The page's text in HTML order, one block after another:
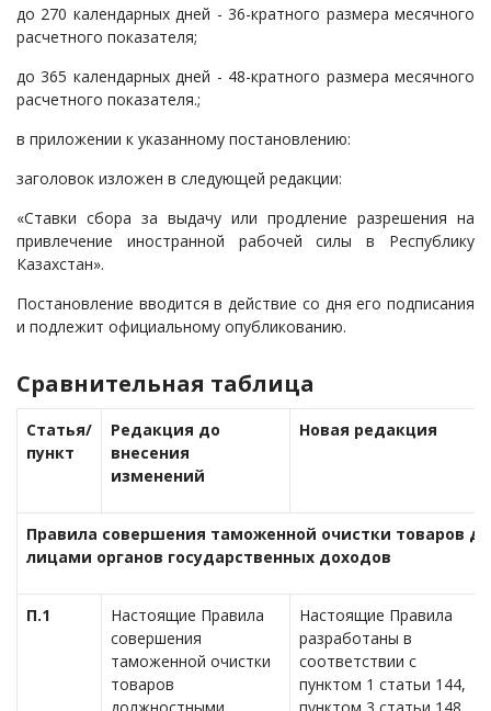
до 270 календарных дней - 36-кратного размера месячного
расчетного показателя;
до 365 календарных дней - 48-кратного размера месячного
расчетного показателя.;
в приложении к указанному постановлению:
заголовок изложен в следующей редакции:
«Ставки сбора за выдачу или продление разрешения на
привлечение иностранной рабочей силы в Республику
Казахстан».
Постановление вводится в действие со дня его подписания
и подлежит официальному опубликованию.
Сравнительная таблица
Статья/
пункт
Редакция до
внесения
изменений
Новая редакция
Правила совершения таможенной очистки товаров
лицами органов государственных доходов
П.1
Настоящие Правила
совершения
таможенной очистки
товаров
Настоящие Правила
разработаны в
соответствии с
пунктом 1 статьи 144,